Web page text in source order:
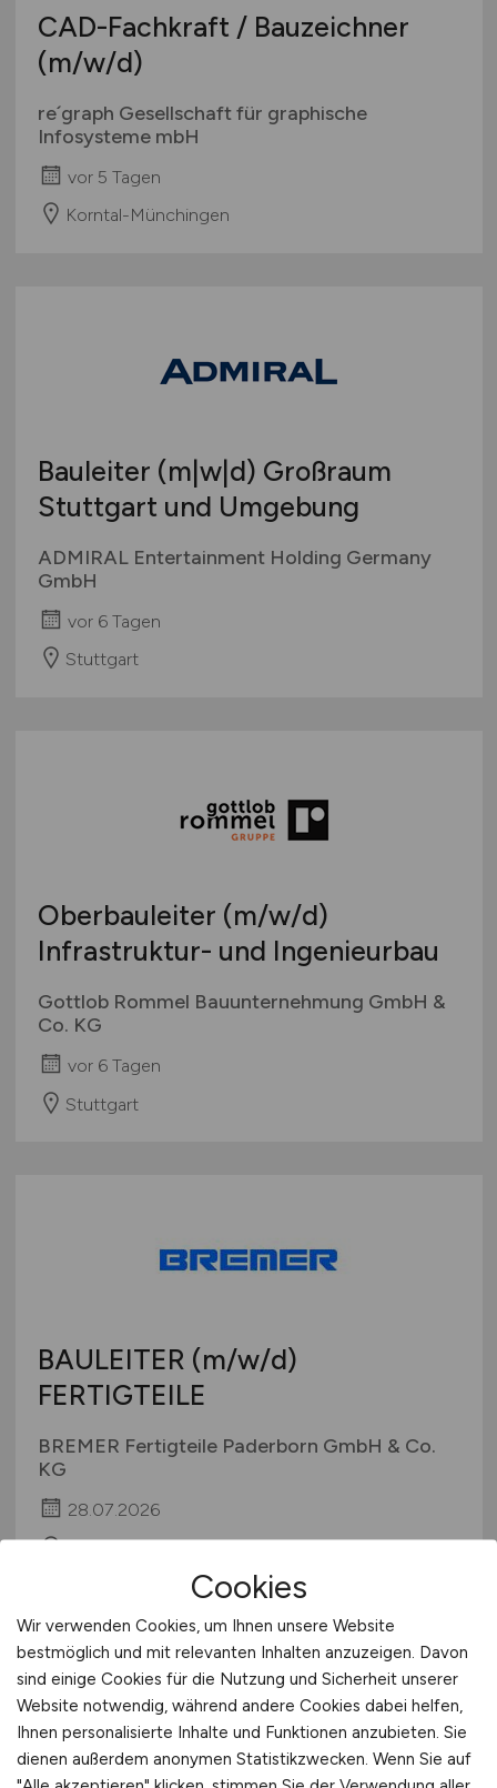
CAD-Fachkraft / Bauzeichner
(m/w/d)
re´graph Gesellschaft für graphische
Infosysteme mbH
vor 5 Tagen
Korntal-Münchingen
Bauleiter (m|w|d) Großraum
Stuttgart und Umgebung
ADMIRAL Entertainment Holding Germany
GmbH
vor 6 Tagen
Stuttgart
Oberbauleiter (m/w/d)
Infrastruktur- und Ingenieurbau
Gottlob Rommel Bauunternehmung GmbH &
Co. KG
vor 6 Tagen
Stuttgart
BAULEITER (m/w/d)
FERTIGTEILE
BREMER Fertigteile Paderborn GmbH & Co.
KG
28.07.2026
Cookies
Wir verwenden Cookies, um Ihnen unsere Website
bestmöglich und mit relevanten Inhalten anzuzeigen. Davon
sind einige Cookies für die Nutzung und Sicherheit unserer
Website notwendig, während andere Cookies dabei helfen,
Ihnen personalisierte Inhalte und Funktionen anzubieten. Sie
dienen außerdem anonymen Statistikzwecken. Wenn Sie auf